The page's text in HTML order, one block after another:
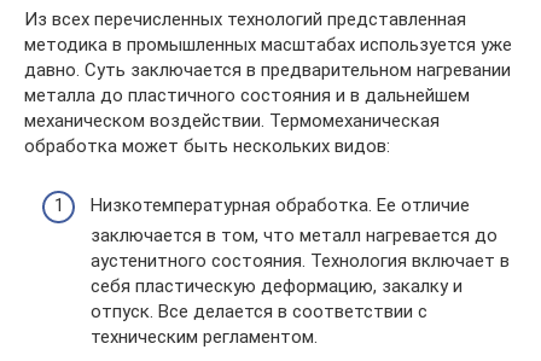
Из всех перечисленных технологий представленная
методика в промышленных масштабах используется уже
давно. Суть заключается в предварительном нагревании
металла до пластичного состояния и в дальнейшем
механическом воздействии. Термомеханическая
обработка может быть нескольких видов:
Низкотемпературная обработка. Ее отличие
заключается в том, что металл нагревается до
аустенитного состояния. Технология включает в
себя пластическую деформацию, закалку и
отпуск. Все делается в соответствии с
техническим регламентом.